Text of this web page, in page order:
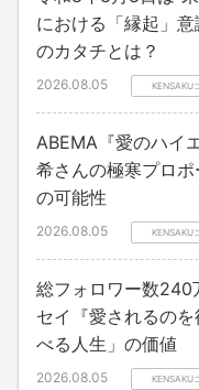
における「縁起」
のカタチとは？
2026.08.05 KENSAKU
ABEMA『愛のハイ
希さんの極寒プロ
の可能性
2026.08.05 KENSAKU
総フォロワー数240
セイ『愛されるの
べる人生」の価値
2026.08.05 KENSAKU